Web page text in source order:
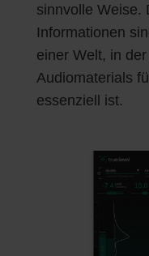
sinnvolle Weise.
Informationen
einer Welt, in
Audiomaterials
essenziell ist.